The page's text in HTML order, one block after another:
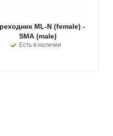
ML-N (female) -
SMA (male)
Есть в наличии